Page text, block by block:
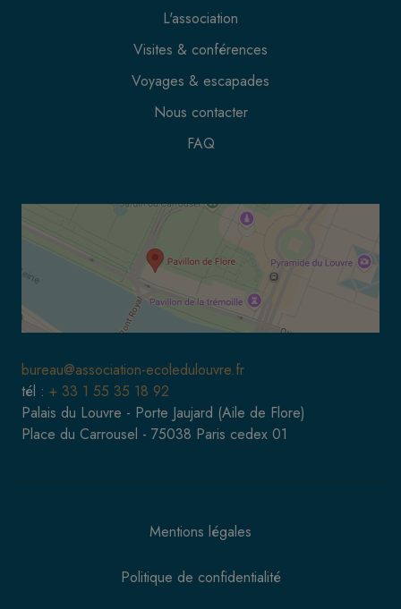
L'association
Visites & conférences
Voyages & escapades
Nous contacter
FAQ
bureau@association-ecoledulouvre.fr
tél : + 33 1 55 35 18 92
Palais du Louvre - Porte Jaujard (Aile de Flore)
Place du Carrousel - 75038 Paris cedex 01
Mentions légales
Politique de confidentialité